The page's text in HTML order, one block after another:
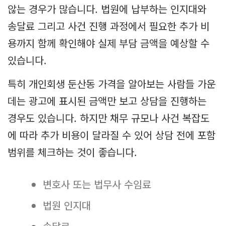
않는 경우가 많습니다. 법원에 납부하는 인지대와
송달료 그리고 사건 진행 과정에서 필요한 추가 비
용까지 함께 확인해야 실제 부담 금액을 예상할 수
있습니다.
특히 개인회생 둔산동 가격을 알아보는 사람들 가운
데는 광고에 표시된 금액만 보고 상담을 진행하는
경우도 있습니다. 하지만 채무 규모나 사건 복잡도
에 따라 추가 비용이 달라질 수 있어 상담 전에 포함
범위를 체크하는 것이 좋습니다.
변호사 또는 법무사 수임료
법원 인지대